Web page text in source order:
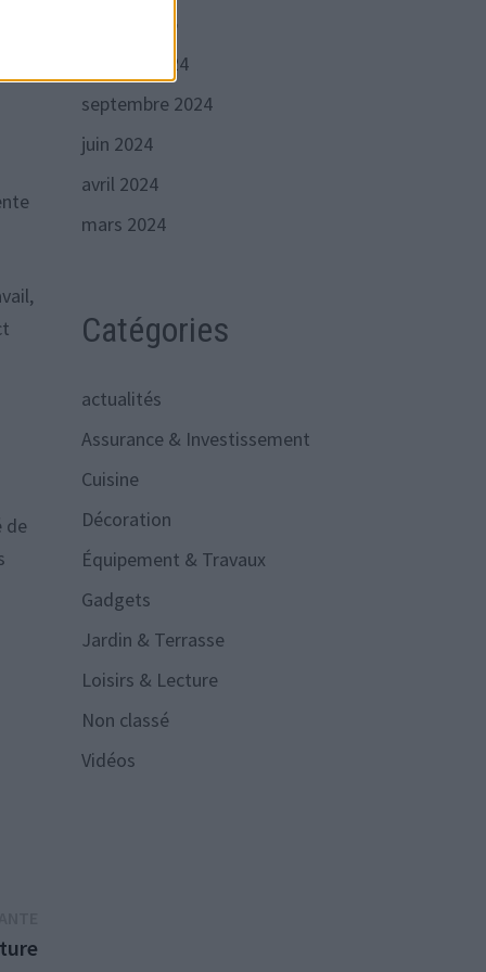
de
suivante :
janvier 2025
octobre 2024
septembre 2024
juin 2024
avril 2024
mars 2024
Catégories
actualités
Assurance & Investissement
Cuisine
Décoration
Équipement & Travaux
Gadgets
Jardin & Terrasse
Loisirs & Lecture
Non classé
Vidéos